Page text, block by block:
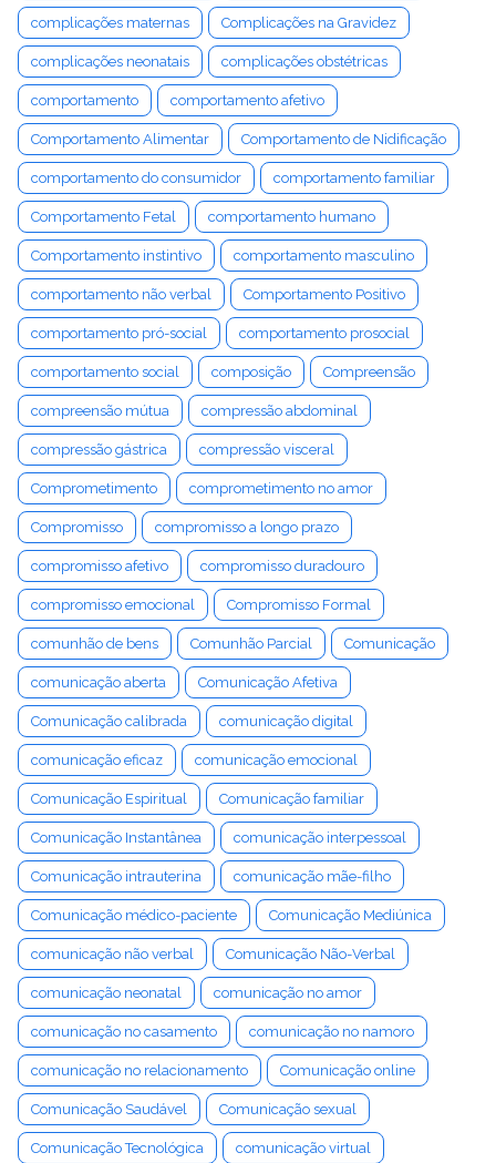
complicações maternas Complicações na Gravidez
complicações neonatais complicações obstétricas
comportamento comportamento afetivo
Comportamento Alimentar Comportamento de Nidificação
comportamento do consumidor comportamento familiar
Comportamento Fetal comportamento humano
Comportamento instintivo comportamento masculino
comportamento não verbal Comportamento Positivo
comportamento pró-social comportamento prosocial
comportamento social composição Compreensão
compreensão mútua compressão abdominal
compressão gástrica compressão visceral
Comprometimento comprometimento no amor
Compromisso compromisso a longo prazo
compromisso afetivo compromisso duradouro
compromisso emocional Compromisso Formal
comunhão de bens Comunhão Parcial Comunicação
comunicação aberta Comunicação Afetiva
Comunicação calibrada comunicação digital
comunicação eficaz comunicação emocional
Comunicação Espiritual Comunicação familiar
Comunicação Instantânea comunicação interpessoal
Comunicação intrauterina comunicação mãe-filho
Comunicação médico-paciente Comunicação Mediúnica
comunicação não verbal Comunicação Não-Verbal
comunicação neonatal comunicação no amor
comunicação no casamento comunicação no namoro
comunicação no relacionamento Comunicação online
Comunicação Saudável Comunicação sexual
Comunicação Tecnológica comunicação virtual